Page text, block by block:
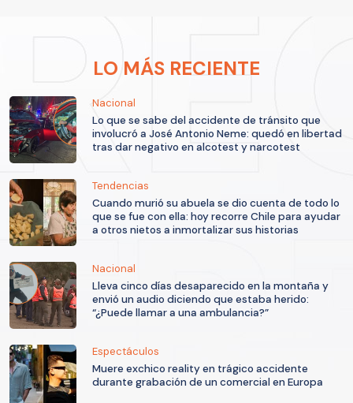
LO MÁS RECIENTE
Nacional
Lo que se sabe del accidente de tránsito que
involucró a José Antonio Neme: quedó en libertad
tras dar negativo en alcotest y narcotest
Tendencias
Cuando murió su abuela se dio cuenta de todo lo
que se fue con ella: hoy recorre Chile para ayudar
a otros nietos a inmortalizar sus historias
Nacional
Lleva cinco días desaparecido en la montaña y
envió un audio diciendo que estaba herido:
“¿Puede llamar a una ambulancia?”
Espectáculos
Muere exchico reality en trágico accidente
durante grabación de un comercial en Europa